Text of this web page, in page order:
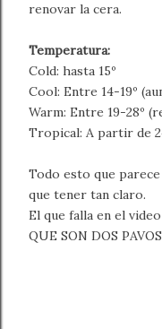
renovar la cera.
Temperatura:
Cold: hasta 15º
Cool: Entre 14-19º
Warm: Entre 19-28º
Tropical: A partir de
Todo esto que
que tener tan claro.
El que falla en el
QUE SON DOS